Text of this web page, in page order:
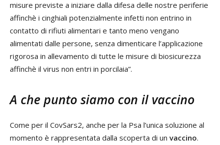
misure previste a iniziare dalla difesa delle nostre periferie
affinchè i cinghiali potenzialmente infetti non entrino in
contatto di rifiuti alimentari e tanto meno vengano
alimentati dalle persone, senza dimenticare l’applicazione
rigorosa in allevamento di tutte le misure di biosicurezza
affinchè il virus non entri in porcilaia”.
A che punto siamo con il vaccino
Come per il CovSars2, anche per la Psa l’unica soluzione al
momento è rappresentata dalla scoperta di un vaccino.